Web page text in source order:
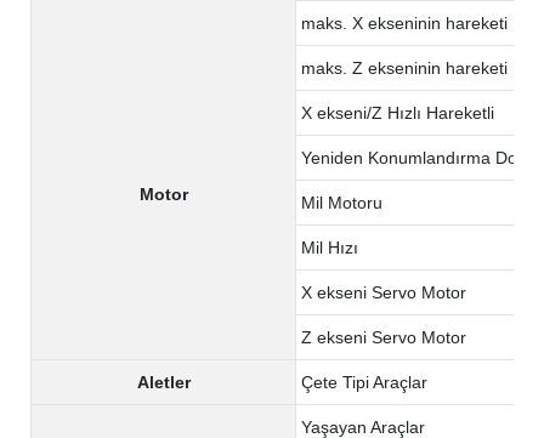
Motor
maks. X ekseninin hareketi
maks. Z ekseninin hareketi
X ekseni/Z Hızlı Hareketli
Yeniden Konumlandırma
Mil Motoru
Mil Hızı
X ekseni Servo Motor
Z ekseni Servo Motor
Aletler Çete Tipi Araçlar
Yaşayan Araçlar